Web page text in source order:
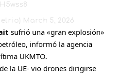
March 5, 2026
sufrió una «gran explosión»
informó la agencia
UKMTO.
la UE- vio drones dirigirse